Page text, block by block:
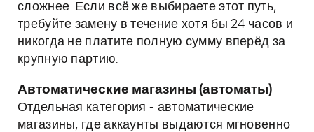
сложнее. Если всё же выбираете этот путь,
требуйте замену в течение хотя бы 24 часов и
никогда не платите полную сумму вперёд за
крупную партию.
Автоматические магазины (автоматы)
Отдельная категория - автоматические
магазины, где аккаунты выдаются мгновенно